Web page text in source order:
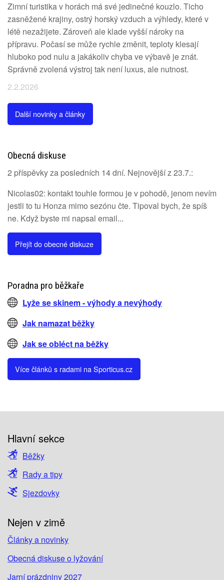
Zimní turistika v horách má své jedinečné kouzlo. Ticho
zasněžené krajiny, ostrý horský vzduch a výhledy, které v
létě nezažijete. Zároveň ale klade vyšší nároky na
přípravu. Počasí se může rychle změnit, teploty klesají
hluboko pod nulu a jakákoliv chyba ve výbavě je znát.
Správně zvolená výstroj tak není luxus, ale nutnost.
2.2.2026
Další novinky a články
Obecná diskuse
2 příspěvky za posledních 14 dní. Nejnovější z 23.7.:
Nicolas02: kontakt touhle formou je v pohodě, jenom nevím
jestli to tu Honza mimo sezónu čte. Tipoval bych, že spíš
ne. Když byste mi napsal email...
Přejít do obecné diskuze
Poradna pro běžkaře
Lyže se skinem - výhody a nevýhody
Jak namazat běžky
Jak se obléct na běžky
Více článků s radami na Sporticus.cz
Hlavní sekce
Běžky
Rady a tipy
Sjezdovky
Nejen v zimě
Články a novinky
Obecná diskuse o lyžování
Jarní prázdniny 2027